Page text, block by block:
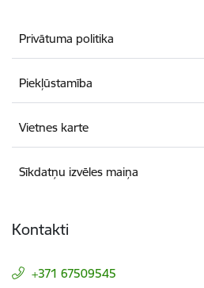
Privātuma politika
Piekļūstamība
Vietnes karte
Sīkdatņu izvēles maiņa
Kontakti
+371 67509545